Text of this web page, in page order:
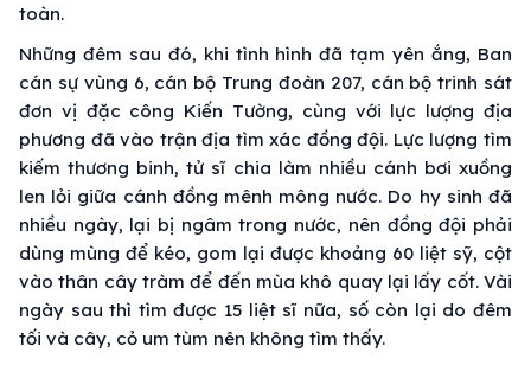
toàn.
Những đêm sau đó, khi tình hình đã tạm yên ắng, Ban
cán sự vùng 6, cán bộ Trung đoàn 207, cán bộ trinh sát
đơn vị đặc công Kiến Tường, cùng với lực lượng địa
phương đã vào trận địa tìm xác đồng đội. Lực lượng tìm
kiếm thương binh, tử sĩ chia làm nhiều cánh bơi xuồng
len lỏi giữa cánh đồng mênh mông nước. Do hy sinh đã
nhiều ngày, lại bị ngâm trong nước, nên đồng đội phải
dùng mùng để kéo, gom lại được khoảng 60 liệt sỹ, cột
vào thân cây tràm để đến mùa khô quay lại lấy cốt. Vài
ngày sau thì tìm được 15 liệt sĩ nữa, số còn lại do đêm
tối và cây, cỏ um tùm nên không tìm thấy.